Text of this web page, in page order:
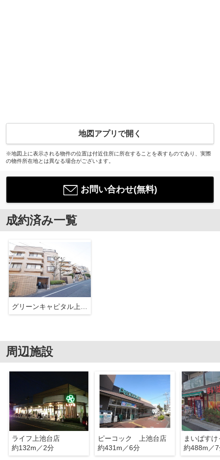
地図アプリで開く
※地図上に表示される物件の位置は付近住所に所在することを表すものであり、実際
の物件所在地とは異なる場合がございます。
お問い合わせ(無料)
成約済み一覧
周辺施設
ライフ上池台店
約132m／2分
ピーコック 上池台店
約431m／6分
約488m／